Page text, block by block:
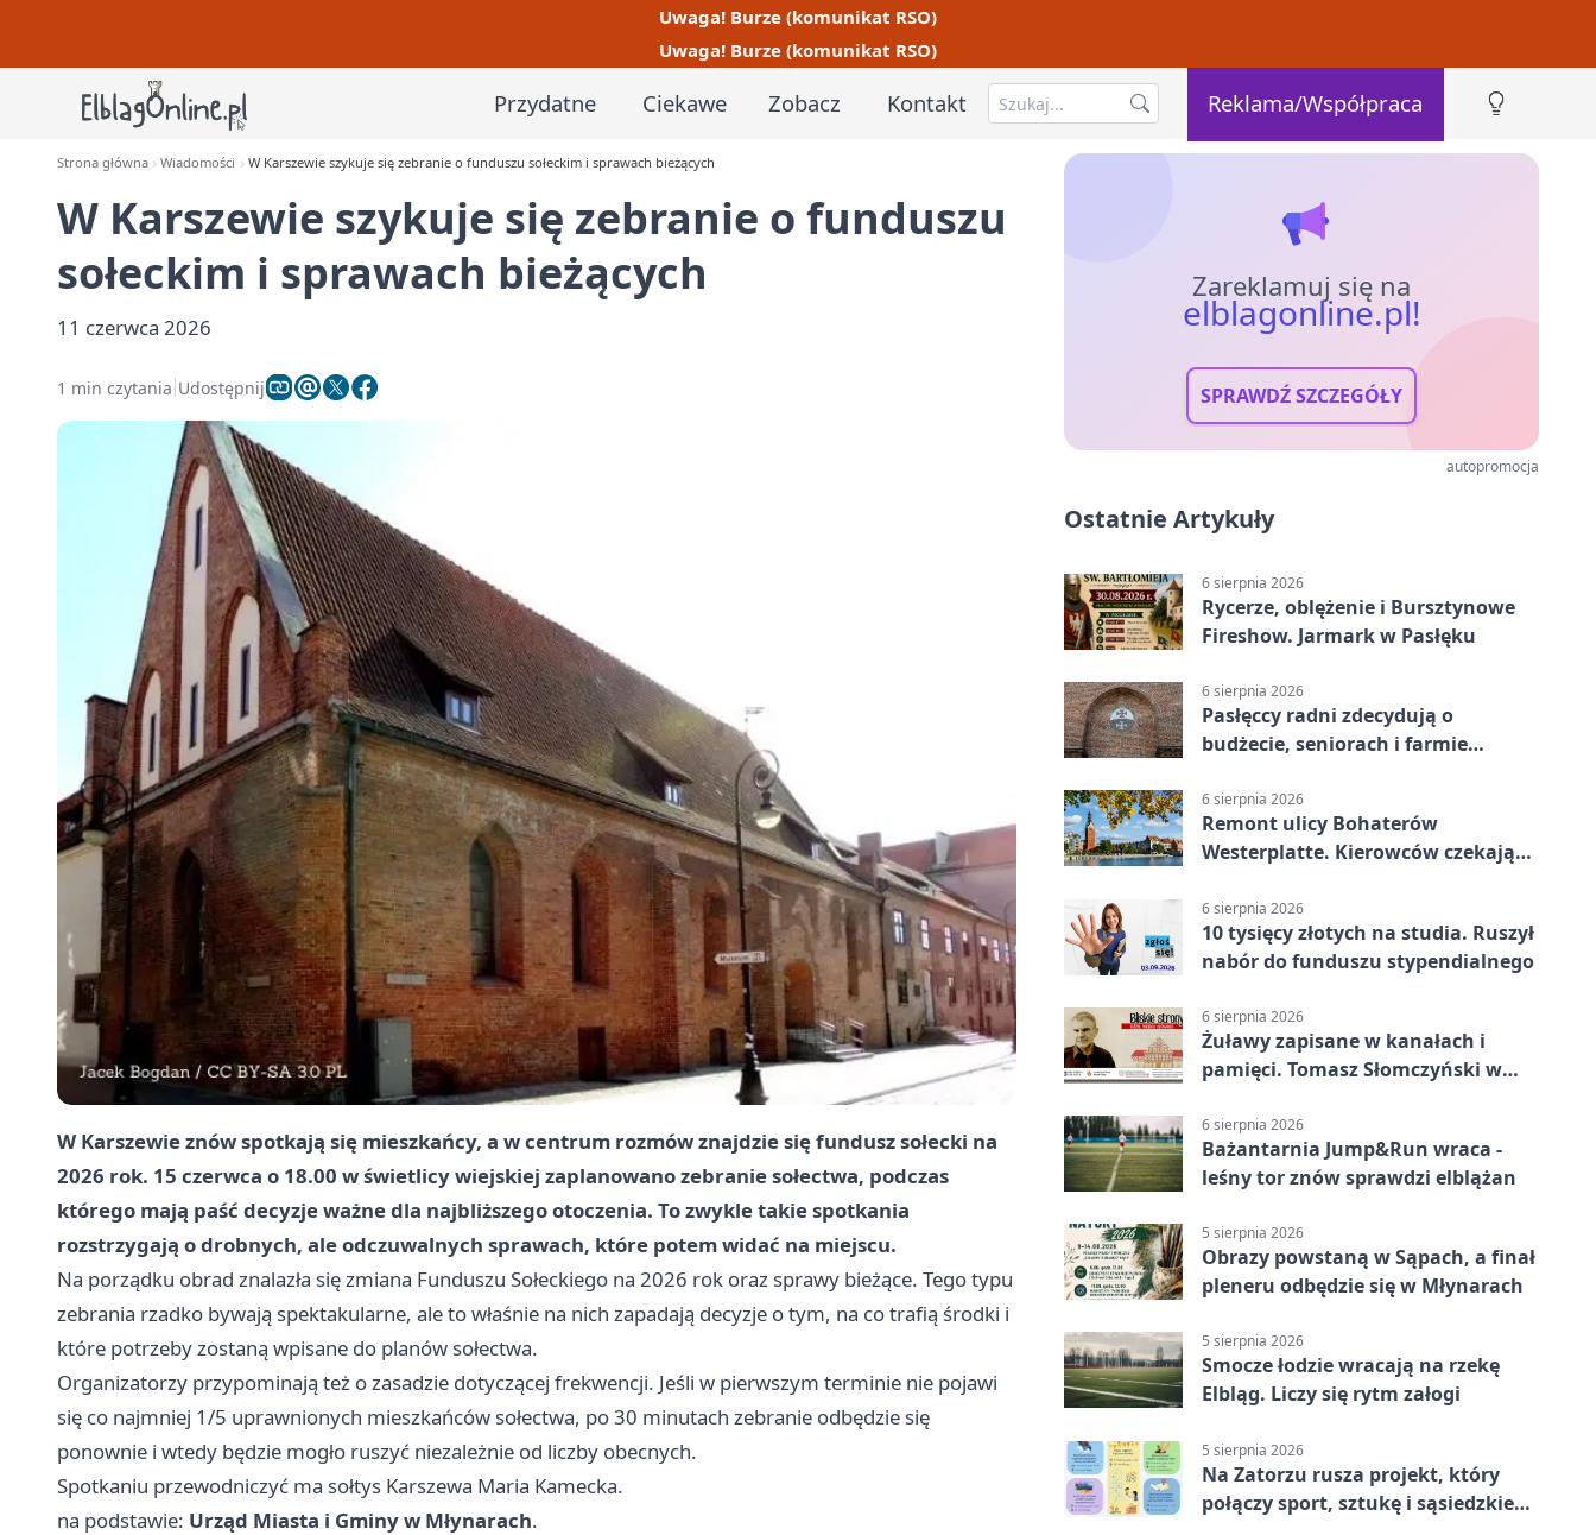
Uwaga! Burze (komunikat RSO)
Uwaga! Burze (komunikat RSO)
Przydatne Ciekawe Zobacz Kontakt Reklama/Współpraca
Strona główna Wiadomości W Karszewie szykuje się zebranie o funduszu sołeckim i sprawach bieżących
W Karszewie szykuje się zebranie o funduszu
sołeckim i sprawach bieżących
11 czerwca 2026
1 min czytania Udostępnij
W Karszewie znów spotkają się mieszkańcy, a w centrum rozmów znajdzie się fundusz sołecki na
2026 rok. 15 czerwca o 18.00 w świetlicy wiejskiej zaplanowano zebranie sołectwa, podczas
którego mają paść decyzje ważne dla najbliższego otoczenia. To zwykle takie spotkania
rozstrzygają o drobnych, ale odczuwalnych sprawach, które potem widać na miejscu.
Na porządku obrad znalazła się zmiana Funduszu Sołeckiego na 2026 rok oraz sprawy bieżące. Tego typu
zebrania rzadko bywają spektakularne, ale to właśnie na nich zapadają decyzje o tym, na co trafią środki i
które potrzeby zostaną wpisane do planów sołectwa.
Organizatorzy przypominają też o zasadzie dotyczącej frekwencji. Jeśli w pierwszym terminie nie pojawi
się co najmniej 1/5 uprawnionych mieszkańców sołectwa, po 30 minutach zebranie odbędzie się
ponownie i wtedy będzie mogło ruszyć niezależnie od liczby obecnych.
Spotkaniu przewodniczyć ma sołtys Karszewa Maria Kamecka.
na podstawie: Urząd Miasta i Gminy w Młynarach.
Zareklamuj się na
elblagonline.pl!
SPRAWDŹ SZCZEGÓŁY
autopromocja
Ostatnie Artykuły
6 sierpnia 2026
Rycerze, oblężenie i Bursztynowe
Fireshow. Jarmark w Pasłęku
6 sierpnia 2026
Pasłęccy radni zdecydują o
budżecie, seniorach i farmie
6 sierpnia 2026
Remont ulicy Bohaterów
Westerplatte. Kierowców czekają
6 sierpnia 2026
10 tysięcy złotych na studia. Ruszył
nabór do funduszu stypendialnego
6 sierpnia 2026
Żuławy zapisane w kanałach i
pamięci. Tomasz Słomczyński w
6 sierpnia 2026
Bażantarnia Jump&Run wraca -
leśny tor znów sprawdzi elblążan
5 sierpnia 2026
Obrazy powstaną w Sąpach, a finał
pleneru odbędzie się w Młynarach
5 sierpnia 2026
Smocze łodzie wracają na rzekę
Elbląg. Liczy się rytm załogi
5 sierpnia 2026
Na Zatorzu rusza projekt, który
połączy sport, sztukę i sąsiedzkie